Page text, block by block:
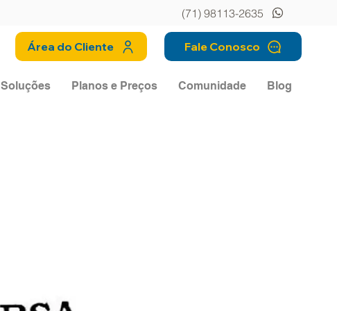
(71) 98113-2635
Área do Cliente Fale Conosco
Soluções Planos e Preços Comunidade Blog